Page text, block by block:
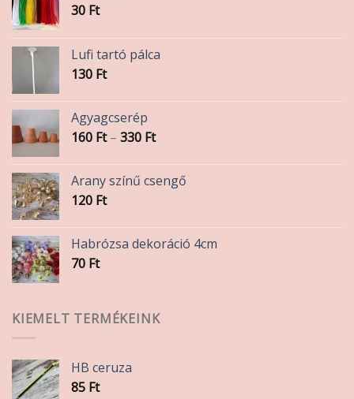
30 Ft
Lufi tartó pálca
130 Ft
Agyagcserép
160 Ft – 330 FtÁrtartomány:
-
330 Ft
Arany színű csengő
120 Ft
Habrózsa dekoráció 4cm
70 Ft
KIEMELT TERMÉKEINK
HB ceruza
85 Ft